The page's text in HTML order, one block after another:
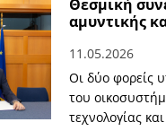
Θεσμική
αμυντικής
11.05.2026
Οι δύο φορείς
του
τεχνολογίας